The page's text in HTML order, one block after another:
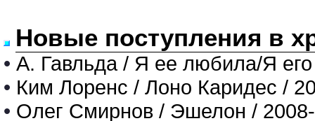
Новые поступления в
• А. Гавльда / Я ее любила/Я
• Ким Лоренс / Лоно Каридес /
• Олег Смирнов / Эшелон /